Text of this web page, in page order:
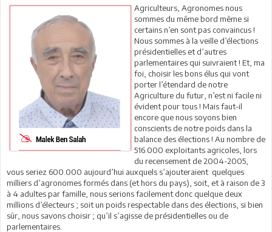
Agriculteurs, Agronomes nous
sommes du même bord même si
certains n’en sont pas convaincus !
Nous sommes à la veille d’élections
présidentielles et d’autres
parlementaires qui suivraient ! Et, ma
foi, choisir les bons élus qui vont
porter l’étendard de notre
Agriculture du futur, n’est ni facile ni
évident pour tous ! Mais faut-il
encore que nous soyons bien
conscients de notre poids dans la
balance des élections ! Au nombre de
516.000 exploitants agricoles, lors
du recensement de 2004-2005,
vous seriez 600.000 aujourd’hui auxquels s’ajouteraient quelques
milliers d’agronomes formés dans (et hors du pays), soit, et à raison de 3
à 4 adultes par famille, nous serions facilement donc quelque deux
millions d’électeurs ; soit un poids respectable dans des élections, si bien
sûr, nous savons choisir ; qu’il s’agisse de présidentielles ou de
parlementaires.